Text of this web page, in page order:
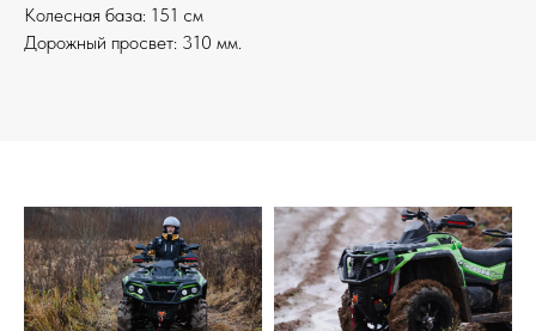
Колесная база: 151 см
Дорожный просвет: 310 мм.